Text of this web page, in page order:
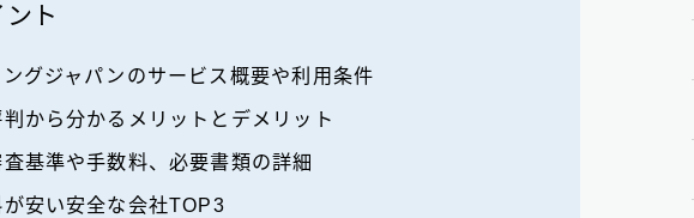
ト
ングジャパンのサービス概要や利用条件
判から分かるメリットとデメリット
基準や手数料、必要書類の詳細
安い安全な会社TOP3